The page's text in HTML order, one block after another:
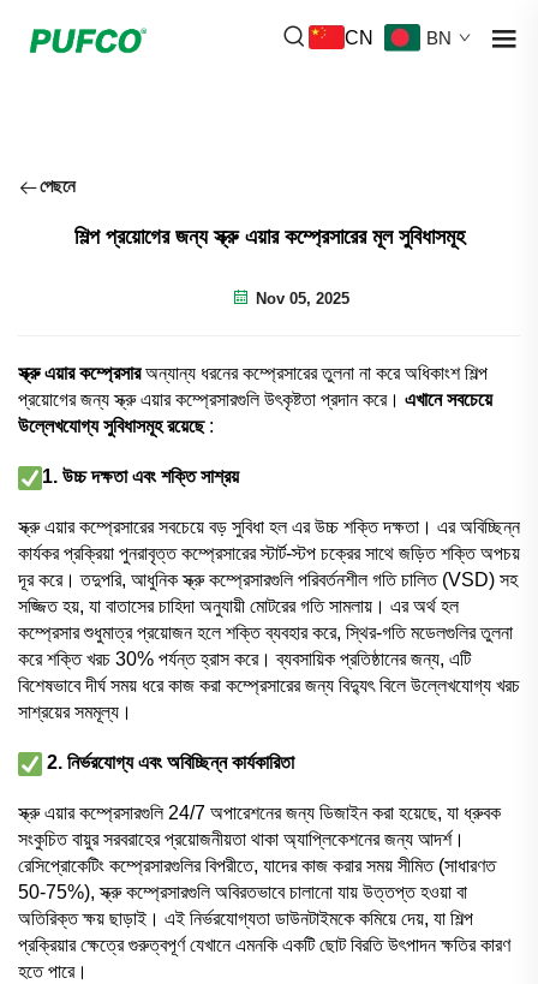
CN BN
পেছনে
শিল্প প্রয়োগের জন্য স্ক্রু এয়ার কম্প্রেসারের মূল সুবিধাসমূহ
Nov 05, 2025
স্ক্রু এয়ার কম্প্রেসারঅন্যান্য ধরনের কম্প্রেসারের তুলনা না করে অধিকাংশ শিল্প
প্রয়োগের জন্য স্ক্রু এয়ার কম্প্রেসারগুলি উৎকৃষ্টতা প্রদান করে। এখানে সবচেয়ে
উল্লেখযোগ্য সুবিধাসমূহ রয়েছে :
1. উচ্চ দক্ষতা এবং শক্তি সাশ্রয়
স্ক্রু এয়ার কম্প্রেসারের সবচেয়ে বড় সুবিধা হল এর উচ্চ শক্তি দক্ষতা। এর অবিচ্ছিন্ন
কার্যকর প্রক্রিয়া পুনরাবৃত্ত কম্প্রেসারের স্টার্ট-স্টপ চক্রের সাথে জড়িত শক্তি অপচয়
দূর করে। তদুপরি, আধুনিক স্ক্রু কম্প্রেসারগুলি পরিবর্তনশীল গতি চালিত (VSD) সহ
সজ্জিত হয়, যা বাতাসের চাহিদা অনুযায়ী মোটরের গতি সামলায়। এর অর্থ হল
কম্প্রেসার শুধুমাত্র প্রয়োজন হলে শক্তি ব্যবহার করে, স্থির-গতি মডেলগুলির তুলনা
করে শক্তি খরচ 30% পর্যন্ত হ্রাস করে। ব্যবসায়িক প্রতিষ্ঠানের জন্য, এটি
বিশেষভাবে দীর্ঘ সময় ধরে কাজ করা কম্প্রেসারের জন্য বিদ্যুৎ বিলে উল্লেখযোগ্য খরচ
সাশ্রয়ের সমমূল্য।
2. নির্ভরযোগ্য এবং অবিচ্ছিন্ন কার্যকারিতা
স্ক্রু এয়ার কম্প্রেসারগুলি 24/7 অপারেশনের জন্য ডিজাইন করা হয়েছে, যা ধ্রুবক
সংকুচিত বায়ুর সরবরাহের প্রয়োজনীয়তা থাকা অ্যাপ্লিকেশনের জন্য আদর্শ।
রেসিপ্রোকেটিং কম্প্রেসারগুলির বিপরীতে, যাদের কাজ করার সময় সীমিত (সাধারণত
50-75%), স্ক্রু কম্প্রেসারগুলি অবিরতভাবে চালানো যায় উত্তপ্ত হওয়া বা
অতিরিক্ত ক্ষয় ছাড়াই। এই নির্ভরযোগ্যতা ডাউনটাইমকে কমিয়ে দেয়, যা শিল্প
প্রক্রিয়ার ক্ষেত্রে গুরুত্বপূর্ণ যেখানে এমনকি একটি ছোট বিরতি উৎপাদন ক্ষতির কারণ
হতে পারে।